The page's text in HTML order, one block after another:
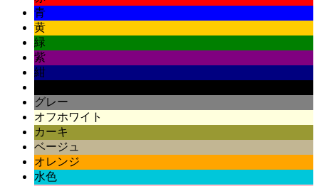
青
黄
緑
紫
紺
グレー
オフホワイト
カーキ
ベージュ
オレンジ
水色